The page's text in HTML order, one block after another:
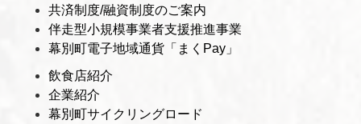
共済制度/融資制度のご案内
伴走型小規模事業者支援推進事業
幕別町電子地域通貨「まくPay」
飲食店紹介
企業紹介
幕別町サイクリングロード